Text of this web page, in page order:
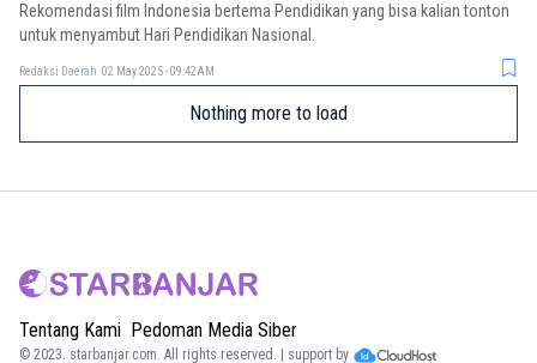
Rekomendasi film Indonesia bertema Pendidikan yang bisa kalian tonton
untuk menyambut Hari Pendidikan Nasional.
Redaksi Daerah 02 May 2025 - 09:42AM
Nothing more to load
Tentang Kami Pedoman Media Siber
© 2023. starbanjar.com. All rights reserved. | support by